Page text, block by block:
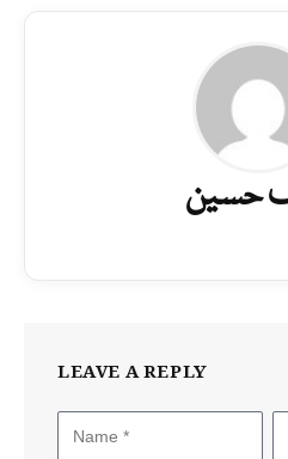
حسین
LEAVE A REPLY